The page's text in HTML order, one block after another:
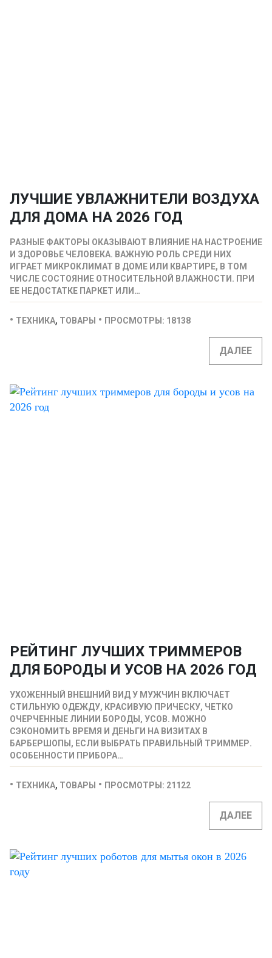
ЛУЧШИЕ УВЛАЖНИТЕЛИ ВОЗДУХА
ДЛЯ ДОМА НА 2026 ГОД
РАЗНЫЕ ФАКТОРЫ ОКАЗЫВАЮТ ВЛИЯНИЕ НА НАСТРОЕНИЕ
И ЗДОРОВЬЕ ЧЕЛОВЕКА. ВАЖНУЮ РОЛЬ СРЕДИ НИХ
ИГРАЕТ МИКРОКЛИМАТ В ДОМЕ ИЛИ КВАРТИРЕ, В ТОМ
ЧИСЛЕ СОСТОЯНИЕ ОТНОСИТЕЛЬНОЙ ВЛАЖНОСТИ. ПРИ
ЕЕ НЕДОСТАТКЕ ПАРКЕТ ИЛИ…
ТЕХНИКА, ТОВАРЫ ПРОСМОТРЫ: 18138
ДАЛЕЕ
РЕЙТИНГ ЛУЧШИХ ТРИММЕРОВ
ДЛЯ БОРОДЫ И УСОВ НА 2026 ГОД
УХОЖЕННЫЙ ВНЕШНИЙ ВИД У МУЖЧИН ВКЛЮЧАЕТ
СТИЛЬНУЮ ОДЕЖДУ, КРАСИВУЮ ПРИЧЕСКУ, ЧЕТКО
ОЧЕРЧЕННЫЕ ЛИНИИ БОРОДЫ, УСОВ. МОЖНО
СЭКОНОМИТЬ ВРЕМЯ И ДЕНЬГИ НА ВИЗИТАХ В
БАРБЕРШОПЫ, ЕСЛИ ВЫБРАТЬ ПРАВИЛЬНЫЙ ТРИММЕР.
ОСОБЕННОСТИ ПРИБОРА…
ТЕХНИКА, ТОВАРЫ ПРОСМОТРЫ: 21122
ДАЛЕЕ